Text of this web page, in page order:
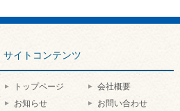
サイトコンテンツ
トップページ
会社概要
お知らせ
お問い合わせ